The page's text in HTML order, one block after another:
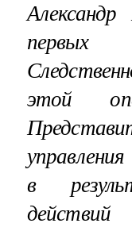
этой
в